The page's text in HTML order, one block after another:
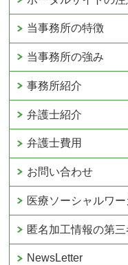
当事務所の特徴
当事務所の強み
事務所紹介
弁護士紹介
弁護士費用
お問い合わせ
医療ソーシャルワ
匿名加工情報の第
NewsLetter